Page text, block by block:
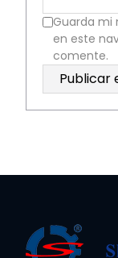
Guarda mi
en este
comente.